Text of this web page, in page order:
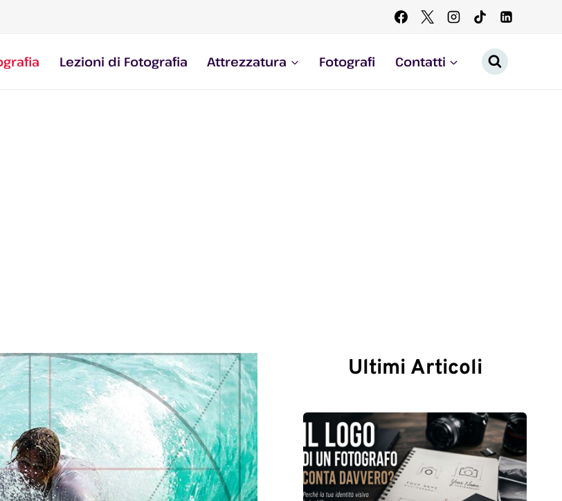
Lezioni di Fotografia Attrezzatura Fotografi Contatti
Ultimi Articoli